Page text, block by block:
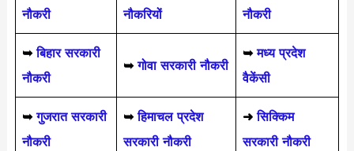
नौकरी
नौकरियों
नौकरी
➥बिहार सरकारी
नौकरी
➥गोवा सरकारी नौकरी
➥ मध्य प्रदेश
वैकेंसी
➥ गुजरात सरकारी
नौकरी
➥हिमाचल प्रदेश
सरकारी नौकरी
➜ सिक्किम
सरकारी नौकरी